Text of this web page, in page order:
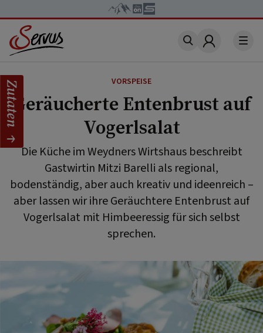
Account
VORSPEISE
Geräucherte Entenbrust auf
Vogerlsalat
Die Küche im Weydners Wirtshaus beschreibt
Gastwirtin Mitzi Barelli als regional,
bodenständig, aber auch kreativ und ideenreich –
aber lassen wir ihre Geräuchtere Entenbrust auf
Vogerlsalat mit Himbeeressig für sich selbst
sprechen.
Zutaten